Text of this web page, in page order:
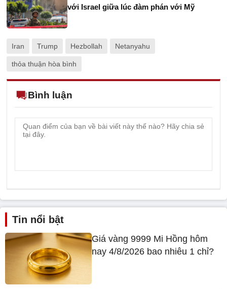
với Israel giữa lúc đàm phán với Mỹ
Iran Trump Hezbollah Netanyahu
thỏa thuận hòa bình
Bình luận
Tin nổi bật
Giá vàng 9999 Mi Hồng hôm
nay 4/8/2026 bao nhiêu 1 chỉ?